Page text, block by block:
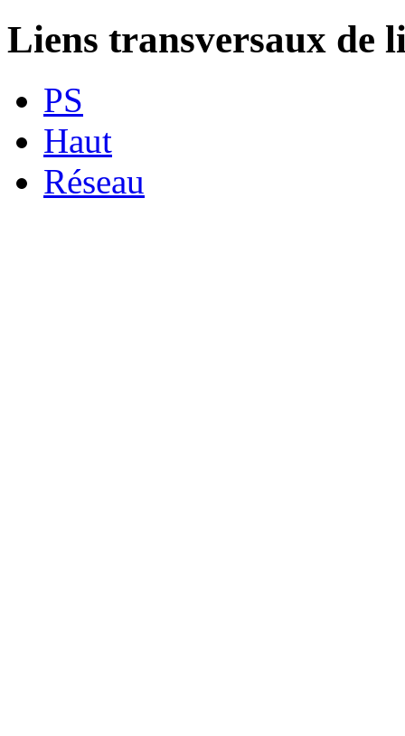
Liens transversaux de
PS
Haut
Réseau